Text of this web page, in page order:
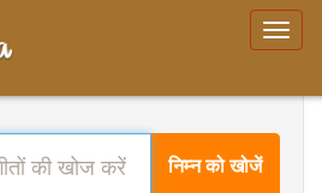
निम्न को खोजें